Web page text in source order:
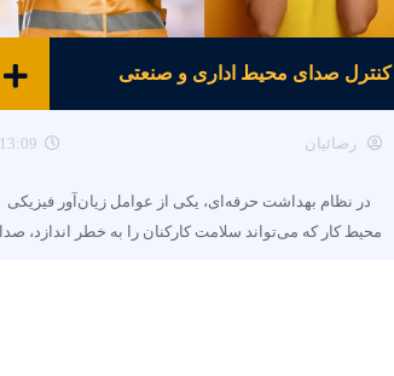
کنترل صدای محیط اداری و صنعتی
رضائیان 13:09
در نظام بهداشت حرفه‌ای، یکی از عوامل زیان‌آور فیزیکی
محیط کار که می‌تواند سلامت کارکنان را به خطر اندازد، صدا